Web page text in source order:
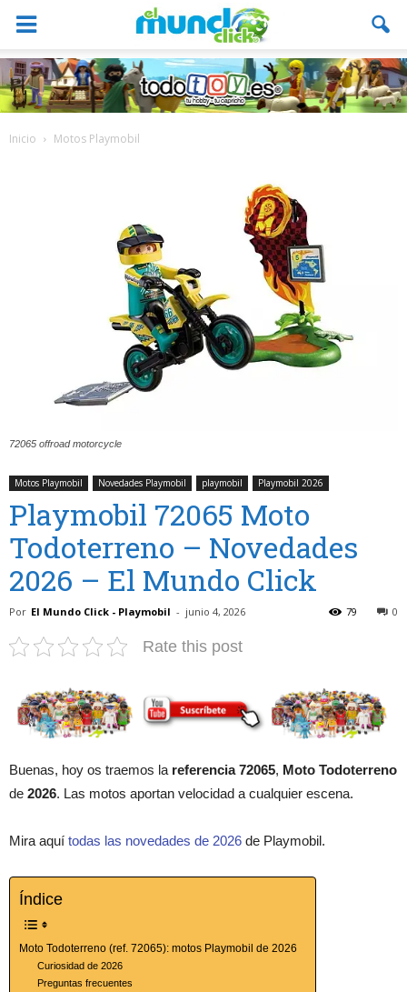
Inicio Motos Playmobil
72065 offroad motorcycle
Motos Playmobil Novedades Playmobil playmobil Playmobil 2026
Playmobil 72065 Moto
Todoterreno – Novedades
2026 – El Mundo Click
Por El Mundo Click - Playmobil - junio 4, 2026 0
79
Rate this post
Buenas, hoy os traemos la referencia 72065, Moto Todoterreno
de 2026. Las motos aportan velocidad a cualquier escena.
Mira aquí todas las novedades de 2026 de Playmobil.
Índice
Moto Todoterreno (ref. 72065): motos Playmobil de 2026
Curiosidad de 2026
Preguntas frecuentes